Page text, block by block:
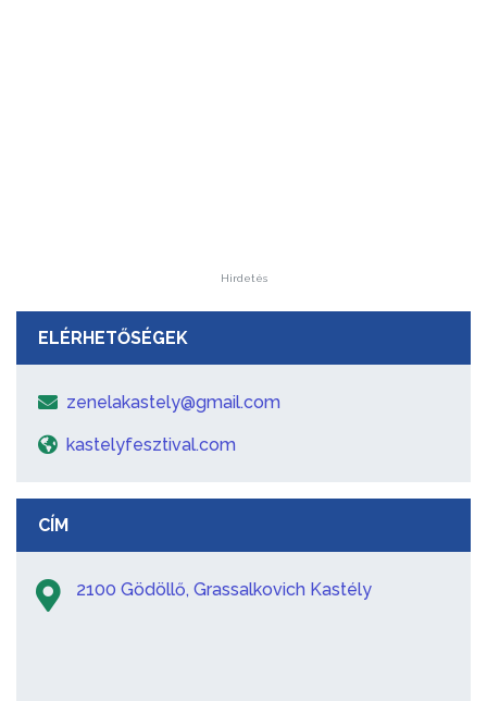
Hirdetés
ELÉRHETŐSÉGEK
zenelakastely@gmail.com
kastelyfesztival.com
CÍM
2100 Gödöllő, Grassalkovich Kastély